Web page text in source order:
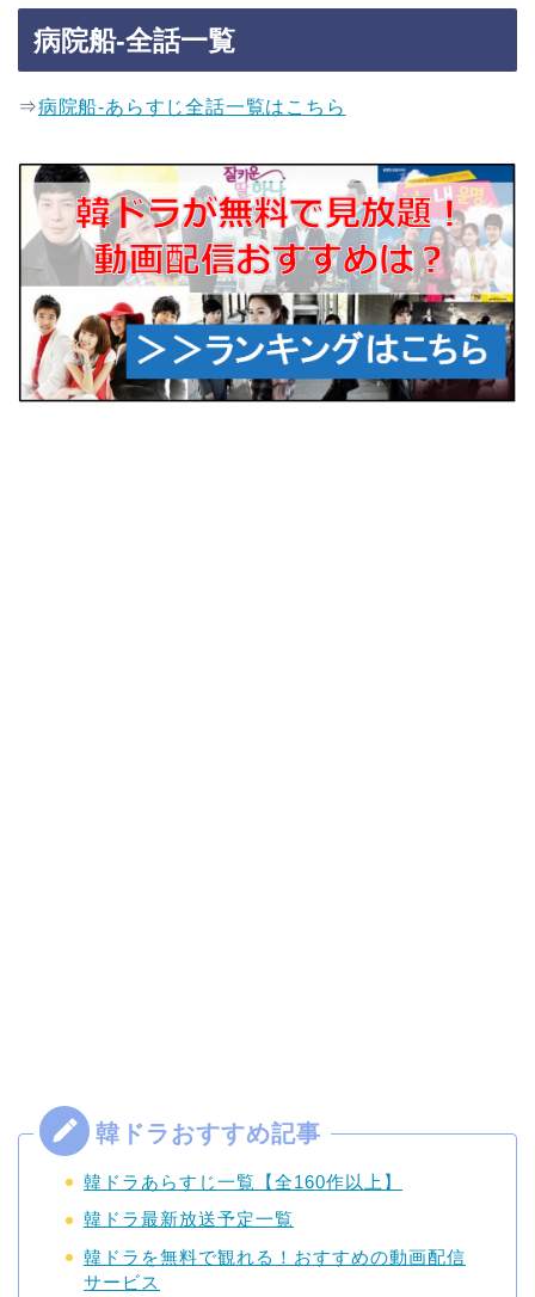
病院船-全話一覧
⇒病院船-あらすじ全話一覧はこちら
韓ドラあらすじ一覧【全160作以上】
韓ドラ最新放送予定一覧
韓ドラを無料で観れる！おすすめの動画配信
サービス